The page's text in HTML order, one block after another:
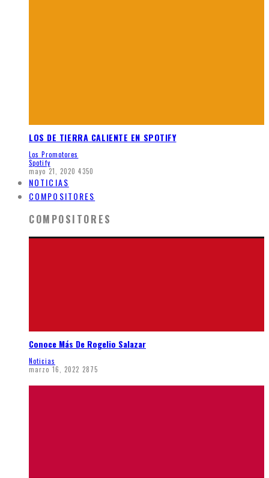
LOS DE TIERRA CALIENTE EN SPOTIFY
Los Promotores
Spotify
mayo 21, 2020 4350
NOTICIAS
COMPOSITORES
COMPOSITORES
Conoce Más De Rogelio Salazar
Noticias
marzo 16, 2022 2875